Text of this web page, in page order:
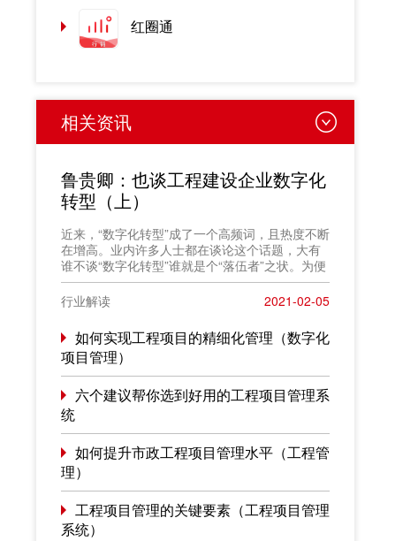
红圈通
相关资讯
鲁贵卿：也谈工程建设企业数字化
转型（上）
近来，“数字化转型”成了一个高频词，且热度不断
在增高。业内许多人士都在谈论这个话题，大有
谁不谈“数字化转型”谁就是个“落伍者”之状。为便
于在相同语境下讨论问题，今天我也凑个热闹，
以“数字化转型”为题，谈一点粗浅认识，就教于同
行。
行业解读 2021-02-05
如何实现工程项目的精细化管理（数字化
项目管理）
六个建议帮你选到好用的工程项目管理系
统
如何提升市政工程项目管理水平（工程管
理）
工程项目管理的关键要素（工程项目管理
系统）